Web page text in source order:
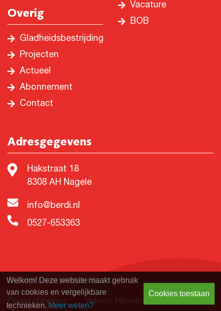
Vacature
BOB
Overig
Gladheidsbestrijding
Projecten
Actueel
Abonnement
Contact
Adresgegevens
Hakstraat 18
8308 AH Nagele
info@berdi.nl
0527-653363
Copyright © 2026 - Berdi BV
Privacy statement Website: Mijnvormgever.nl
Welkom! Deze website maakt gebruik
van cookies en vergelijkbare
technieken. Meer weten?
Cookies toestaan